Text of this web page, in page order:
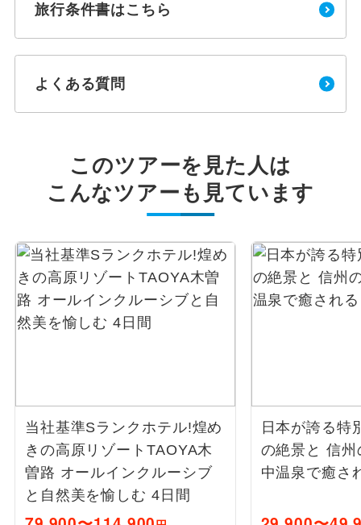
旅行条件書はこちら
よくある質問
このツアーを見た人は
こんなツアーも見ています
当社基準Sランクホテル!煌め
きの高原リゾートTAOYA木
曽路 オールインクルーシブ
と自然美を愉しむ 4日間
日本が誇る特
の絶景と 信
中温泉で癒さ